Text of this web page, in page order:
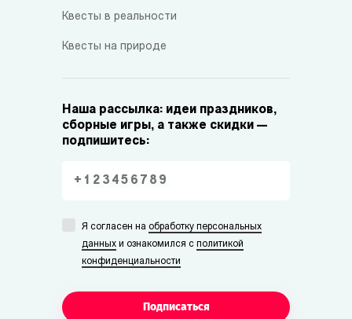
Квесты в реальности
Квесты на природе
Наша рассылка: идеи праздников,
сборные игры, а также скидки —
подпишитесь:
Я согласен на обработку персональных
данных и ознакомился с политикой
конфиденциальности
Подписаться